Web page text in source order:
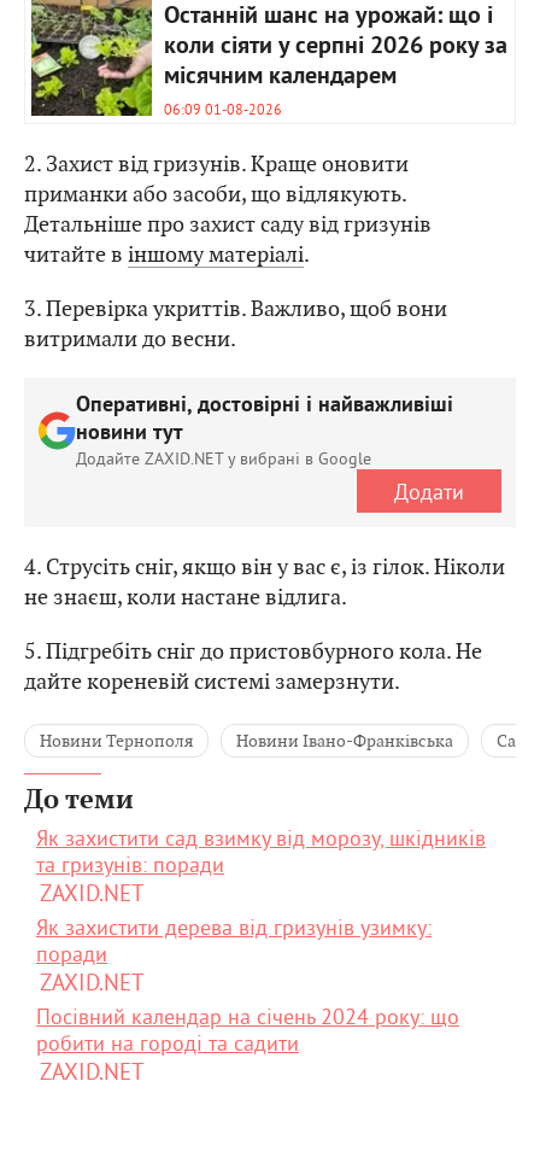
Останній шанс на урожай: що і
коли сіяти у серпні 2026 року за
місячним календарем
06:09 01-08-2026
2. Захист від гризунів. Краще оновити
приманки або засоби, що відлякують.
Детальніше про захист саду від гризунів
читайте в іншому матеріалі.
3. Перевірка укриттів. Важливо, щоб вони
витримали до весни.
Оперативні, достовірні і найважливіші
новини тут
Додайте ZAXID.NET у вибрані в Google
Додати
4. Струсіть сніг, якщо він у вас є, із гілок. Ніколи
не знаєш, коли настане відлига.
5. Підгребіть сніг до пристовбурного кола. Не
дайте кореневій системі замерзнути.
Новини Тернополя Новини Івано-Франківська Сад
До теми
Як захистити сад взимку від морозу, шкідників
та гризунів: поради
ZAXID.NET
Як захистити дерева від гризунів узимку:
поради
ZAXID.NET
Посівний календар на січень 2024 року: що
робити на городі та садити
ZAXID.NET